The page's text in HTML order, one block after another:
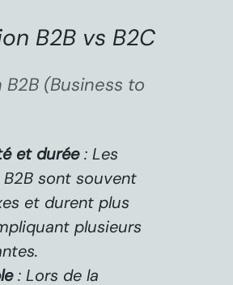
B2B vs B2C
(Business to
et durée: Les
sont souvent
et durent plus
plusieurs
: Lors de la